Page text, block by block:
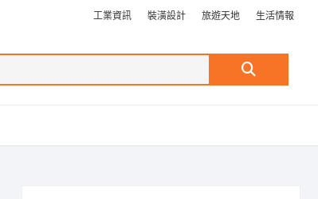
工業資訊 裝潢設計 旅遊天地 生活情報
Search